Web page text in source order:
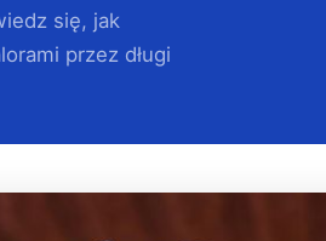
się, jak
przez długi